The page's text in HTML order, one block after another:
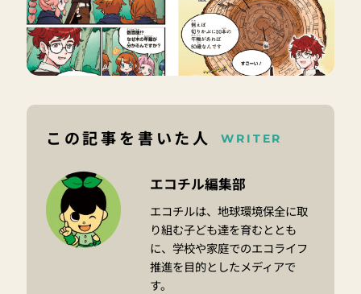
この記事を書いた人 WRITER
エコチル編集部
エコチルは、地球環境保全に取
り組む子ども達を育むととも
に、学校や家庭でのエコライフ
推進を目的としたメディアで
す。